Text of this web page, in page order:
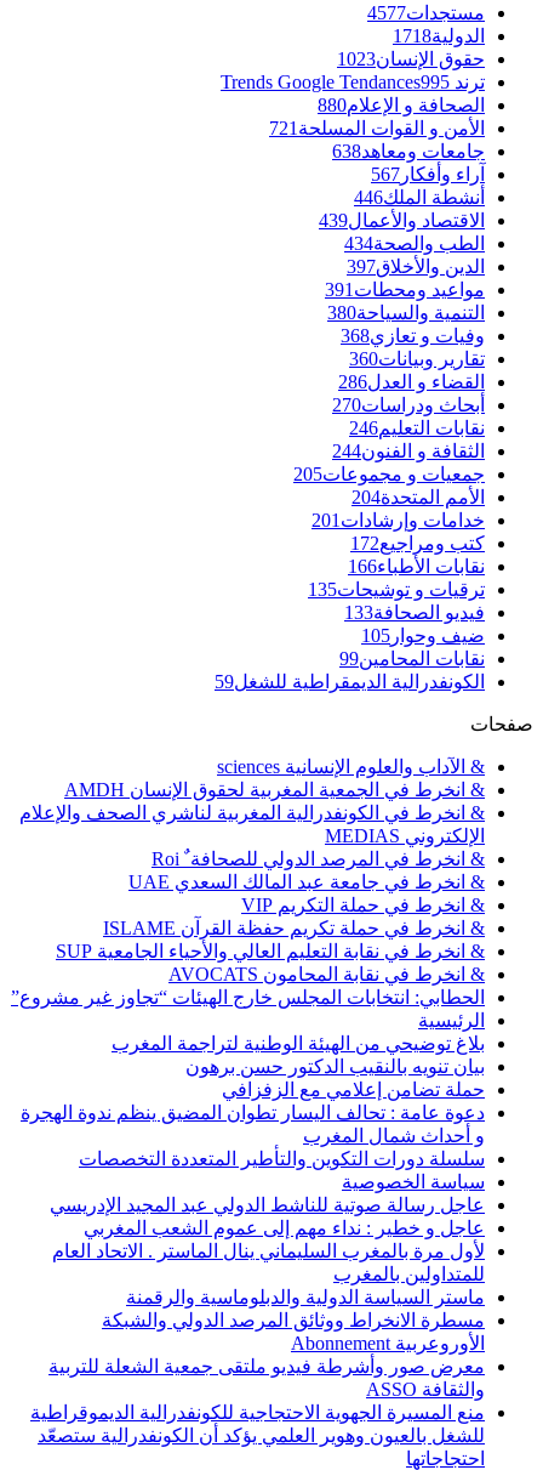
مستجدات4577
الدولية1718
حقوق الإنسان1023
ترند Trends Google Tendances 995
الصحافة و الإعلام880
الأمن و القوات المسلحة 721
جامعات ومعاهد638
آراء وأفكار 567
أنشطة الملك446
الاقتصاد والأعمال439
الطب والصحة434
الدين والأخلاق397
مواعيد ومحطات 391
التنمية والسياحة380
وفيات و تعازي368
تقارير وبيانات360
القضاء و العدل286
أبحاث ودراسات270
نقابات التعليم246
الثقافة و الفنون244
جمعيات و مجموعات205
الأمم المتحدة204
خدامات وإرشادات 201
كتب ومراجيع172
نقابات الأطباء166
ترقيات و توشيحات135
فيديو الصحافة133
ضيف وحوار 105
نقابات المحامين99
الكونفدرالية الديمقراطية للشغل59
صفحات
& الآداب والعلوم الإنسانية sciences
& انخرط في الجمعية المغربية لحقوق الإنسان AMDH
& انخرط في الكونفدرالية المغربية لناشري الصحف والإعلام
الإلكتروني MEDIAS
& انخرط في المرصد الدولي للصحافة ٌ Roi
& انخرط في جامعة عبد المالك السعدي UAE
& انخرط في حملة التكريم VIP
& انخرط في حملة تكريم حفظة القرآن ISLAME
& انخرط في نقابة التعليم العالي والأحياء الجامعية SUP
& انخرط في نقابة المحامون AVOCATS
الحطابي: انتخابات المجلس خارج الهيئات “تجاوز غير مشروع”
الرئيسية
بلاغ توضيحي من الهيئة الوطنية لتراجمة المغرب
بيان تنويه بالنقيب الدكتور حسن برهون
حملة تضامن إعلامي مع الزفزافي
دعوة عامة : تحالف اليسار تطوان المضيق ينظم ندوة الهجرة
و أحداث شمال المغرب
سلسلة دورات التكوين والتأطير المتعددة التخصصات
سياسة الخصوصية
عاجل رسالة صوتية للناشط الدولي عبد المجيد الإدريسي
عاجل و خطير : نداء مهم إلى عموم الشعب المغربي
لأول مرة بالمغرب السليماني ينال الماستر . الاتحاد العام
للمتداولين بالمغرب
ماستر السياسة الدولية والدبلوماسية والرقمنة
مسطرة الانخراط ووثائق المرصد الدولي والشبكة
الأوروعربية Abonnement
معرض صور وأشرطة فيديو ملتقى جمعية الشعلة للتربية
والثقافة ASSO
منع المسيرة الجهوية الاحتجاجية للكونفدرالية الديموقراطية
للشغل بالعيون وهوير العلمي يؤكد أن الكونفدرالية ستصعّد
احتجاجاتها